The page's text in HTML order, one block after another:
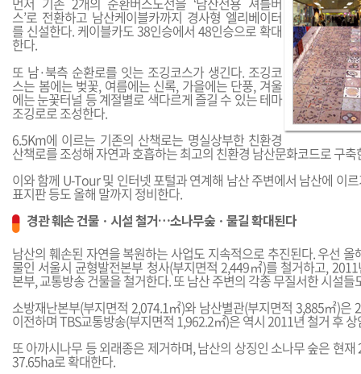
스’로 전환하고 남산케이블카까지 경사형 엘리베이터
를 신설한다. 케이블카도 38인승에서 48인승으로 확대
한다.
또 남·북측 순환로를 잇는 조깅코스가 생긴다. 조깅코
스는 봄에는 벚꽃, 여름에는 신록, 가을에는 단풍, 겨울
에는 눈꽃터널 등 계절별로 색다르게 즐길 수 있는 테마
조깅로로 조성한다.
6.5Km에 이르는 기존의 산책로는 명실상부한 친환경
산책로를 조성해 자연과 호흡하는 최고의 친환경 남산문화코드로 구축
이와 함께 U-Tour 및 인터넷 포털과 연계해 남산 주변에서 남산에 이
표지판 등도 올해 말까지 정비한다.
경관 훼손 건물ㆍ시설 철거…소나무숲ㆍ물길 확대된다
남산의 훼손된 자연을 복원하는 사업도 지속적으로 추진된다. 우선
물인 서울시 균형발전본부 청사(부지면적 2,449㎡)를 철거하고,
본부, 교통방송 건물을 철거한다. 또 남산 주변의 각종 무질서한 시설
소방재난본부(부지면적 2,074.1㎡)와 남산별관(부지면적 3,885㎡)은
이전하며 TBS교통방송(부지면적 1,962.2㎡)은 역시 2011년 철거 후
또 아까시나무 등 외래종은 제거하며, 남산의 상징인 소나무 숲은 현
37.65ha로 확대한다.